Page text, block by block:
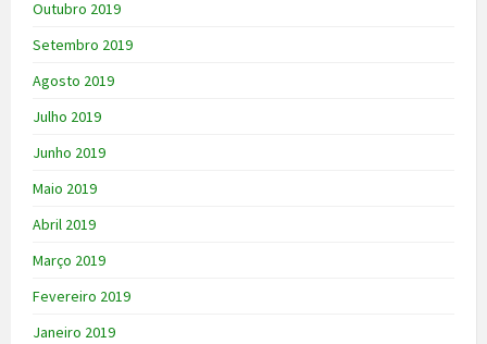
Outubro 2019
Setembro 2019
Agosto 2019
Julho 2019
Junho 2019
Maio 2019
Abril 2019
Março 2019
Fevereiro 2019
Janeiro 2019